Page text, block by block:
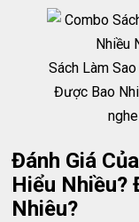
Sách Làm
Được Bao
Đánh Giá
Hiểu Nhiều?
Nhiêu?